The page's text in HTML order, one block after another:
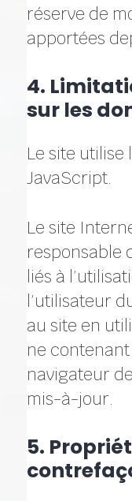
réserve de
apportées
4.
sur les
Le site
JavaScript.
Le site
responsable
liés à
l’utilisateur
au site en
ne
navigateur
mis-à-jour.
5.